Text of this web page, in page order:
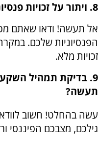
8. ויתור על זכויות פנסיוניות - עשה או אל תעשה?
אל תעשה! ודאו שאתם
הפנסיוניות שלכם.
זכויות מלא.
9. בדיקת תמהיל
תעשה?
עשה בהחלט! חשוב
גילכם, מצבכם הפיננסי